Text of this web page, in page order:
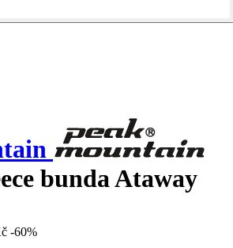
bunda Ataway
-60%